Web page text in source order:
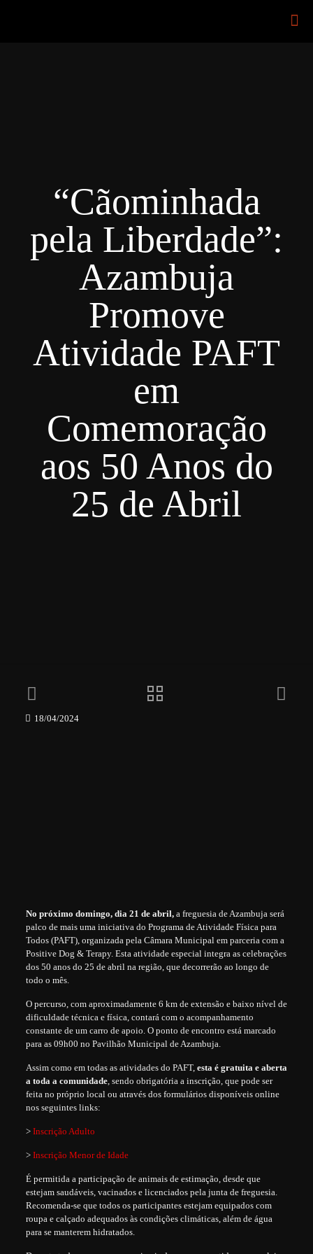
“Cãominhada
pela Liberdade”:
Azambuja
Promove
Atividade PAFT
em
Comemoração
aos 50 Anos do
25 de Abril
18/04/2024
No próximo domingo, dia 21 de abril,a freguesia de Azambuja será
palco de mais uma iniciativa do Programa de Atividade Física para
Todos (PAFT), organizada pela Câmara Municipal em parceria com a
Positive Dog & Terapy. Esta atividade especial integra as celebrações
dos 50 anos do 25 de abril na região, que decorrerão ao longo de
todo o mês.
O percurso, com aproximadamente 6 km de extensão e baixo nível de
dificuldade técnica e física, contará com o acompanhamento
constante de um carro de apoio. O ponto de encontro está marcado
para as 09h00 no Pavilhão Municipal de Azambuja.
Assim como em todas as atividades do PAFT, esta é gratuita e aberta
a toda a comunidade, sendo obrigatória a inscrição, que pode ser
feita no próprio local ou através dos formulários disponíveis online
nos seguintes links:
> Inscrição Adulto
> Inscrição Menor de Idade
É permitida a participação de animais de estimação, desde que
estejam saudáveis, vacinados e licenciados pela junta de freguesia.
Recomenda-se que todos os participantes estejam equipados com
roupa e calçado adequados às condições climáticas, além de água
para se manterem hidratados.